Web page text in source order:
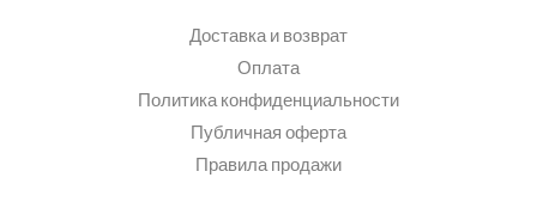
Доставка и возврат
Оплата
Политика конфиденциальности
Публичная оферта
Правила продажи